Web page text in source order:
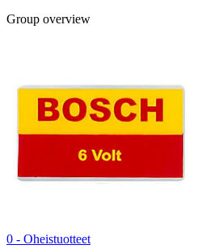
Group overview
0 - Oheistuotteet